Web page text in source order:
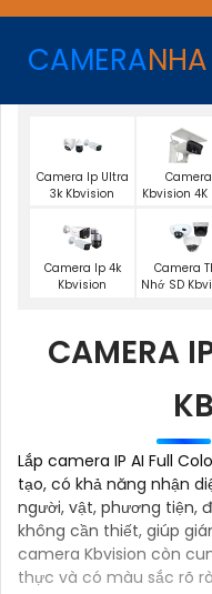
CAMERA
Camera Ip Ultra
3k Kbvision
Camera
Kbvision 4K
Camera Ip 4k
Kbvision
Camera
Nhớ SD
CAMERA
Lắp camera IP AI Full
tạo, có khả năng nhận
người, vật, phương tiện,
không cần thiết, giúp
camera Kbvision còn
thực và có màu sắc rõ